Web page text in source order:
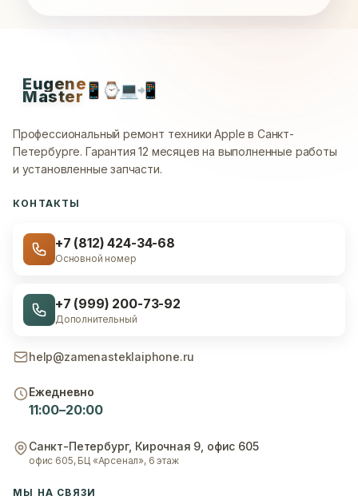
Eugene
Master📱 ⌚💻📲
Профессиональный ремонт техники Apple в Санкт-
Петербурге. Гарантия 12 месяцев на выполненные работы
и установленные запчасти.
КОНТАКТЫ
+7 (812) 424-34-68
Основной номер
+7 (999) 200-73-92
Дополнительный
help@zamenasteklaiphone.ru
Ежедневно
11:00–20:00
Санкт-Петербург, Кирочная 9, офис 605
офис 605, БЦ «Арсенал», 6 этаж
МЫ НА СВЯЗИ